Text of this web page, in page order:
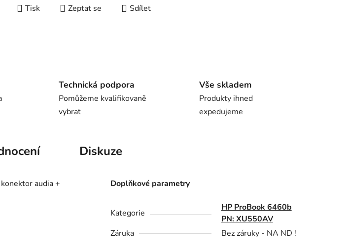
Tisk Zeptat se Sdílet
Technická podpora
Pomůžeme kvalifikovaně
vybrat
Vše skladem
Produkty ihned
expedujeme
Diskuze
audia +
Doplňkové parametry
Kategorie
HP ProBook 6460b
PN: XU550AV
Záruka
Bez záruky - NA ND !